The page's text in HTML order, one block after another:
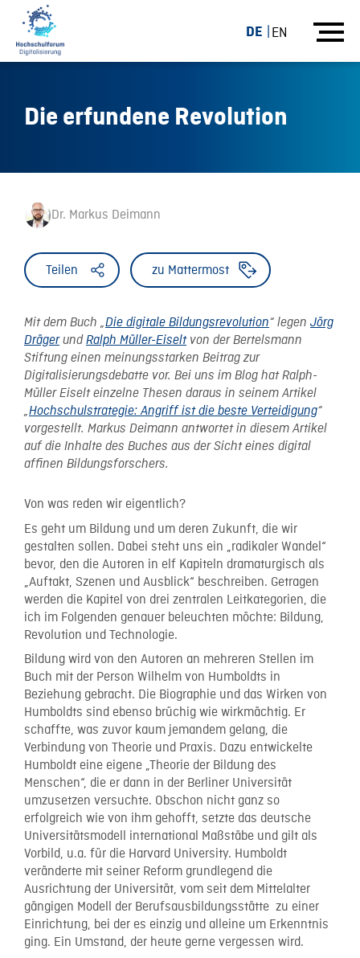
DE EN
Die erfundene Revolution
Dr. Markus Deimann
Teilen zu Mattermost
Mit dem Buch „Die digitale Bildungsrevolution“ legen Jörg
Drägerund Ralph Müller-Eiseltvon der Bertelsmann
Stiftung einen meinungsstarken Beitrag zur
Digitalisierungsdebatte vor. Bei uns im Blog hat Ralph-
Müller Eiselt einzelne Thesen daraus in seinem Artikel
„Hochschulstrategie: Angriff ist die beste Verteidigung“
vorgestellt. Markus Deimann antwortet in diesem Artikel
auf die Inhalte des Buches aus der Sicht eines digital
affinen Bildungsforschers.
Von was reden wir eigentlich?
Es geht um Bildung und um deren Zukunft, die wir
gestalten sollen. Dabei steht uns ein „radikaler Wandel“
bevor, den die Autoren in elf Kapiteln dramaturgisch als
„Auftakt, Szenen und Ausblick“ beschreiben. Getragen
werden die Kapitel von drei zentralen Leitkategorien, die
ich im Folgenden genauer beleuchten möchte: Bildung,
Revolution und Technologie.
Bildung wird von den Autoren an mehreren Stellen im
Buch mit der Person Wilhelm von Humboldts in
Beziehung gebracht. Die Biographie und das Wirken von
Humboldts sind ebenso brüchig wie wirkmächtig. Er
schaffte, was zuvor kaum jemandem gelang, die
Verbindung von Theorie und Praxis. Dazu entwickelte
Humboldt eine eigene „Theorie der Bildung des
Menschen“, die er dann in der Berliner Universität
umzusetzen versuchte. Obschon nicht ganz so
erfolgreich wie von ihm gehofft, setzte das deutsche
Universitätsmodell international Maßstäbe und gilt als
Vorbild, u.a. für die Harvard University. Humboldt
veränderte mit seiner Reform grundlegend die
Ausrichtung der Universität, vom seit dem Mittelalter
gängigen Modell der Berufsausbildungsstätte zu einer
Einrichtung, bei der es einzig und alleine um Erkenntnis
ging. Ein Umstand, der heute gerne vergessen wird.